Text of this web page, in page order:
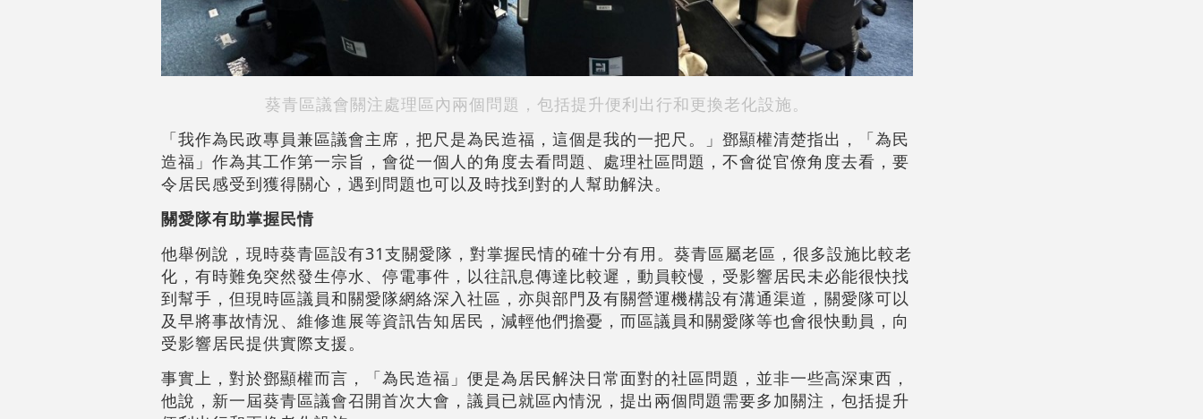
葵青區議會關注處理區內兩個問題，包括提升便利出行和更換老化設施。
「我作為民政專員兼區議會主席，把尺是為民造福，這個是我的一把尺。」鄧顯權清楚指出，「為民
造福」作為其工作第一宗旨，會從一個人的角度去看問題、處理社區問題，不會從官僚角度去看，要
令居民感受到獲得關心，遇到問題也可以及時找到對的人幫助解決。
關愛隊有助掌握民情
他舉例說，現時葵青區設有31支關愛隊，對掌握民情的確十分有用。葵青區屬老區，很多設施比較老
化，有時難免突然發生停水、停電事件，以往訊息傳達比較遲，動員較慢，受影響居民未必能很快找
到幫手，但現時區議員和關愛隊網絡深入社區，亦與部門及有關營運機構設有溝通渠道，關愛隊可以
及早將事故情況、維修進展等資訊告知居民，減輕他們擔憂，而區議員和關愛隊等也會很快動員，向
受影響居民提供實際支援。
事實上，對於鄧顯權而言，「為民造福」便是為居民解決日常面對的社區問題，並非一些高深東西，
他說，新一屆葵青區議會召開首次大會，議員已就區內情況，提出兩個問題需要多加關注，包括提升